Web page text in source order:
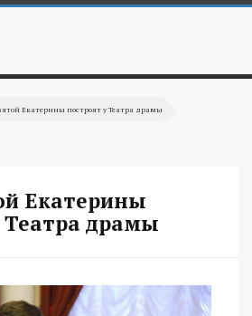
Екатерины построят у Театра драмы
Екатерины
Театра драмы